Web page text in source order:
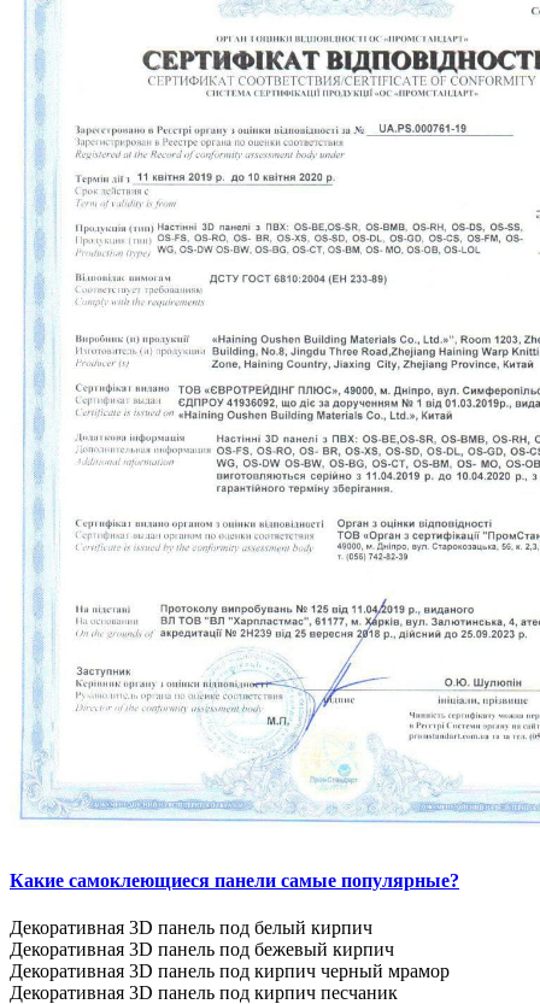
Какие самоклеющиеся панели самые популярные?
Декоративная 3D панель под белый кирпич
Декоративная 3D панель под бежевый кирпич
Декоративная 3D панель под кирпич черный мрамор
Декоративная 3D панель под кирпич песчаник